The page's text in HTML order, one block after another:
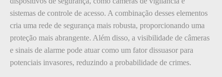
sistemas de controle de acesso. A combinação desses elementos
cria uma rede de segurança mais robusta, proporcionando uma
proteção mais abrangente. Além disso, a visibilidade de câmeras
e sinais de alarme pode atuar como um fator dissuasor para
potenciais invasores, reduzindo a probabilidade de crimes.